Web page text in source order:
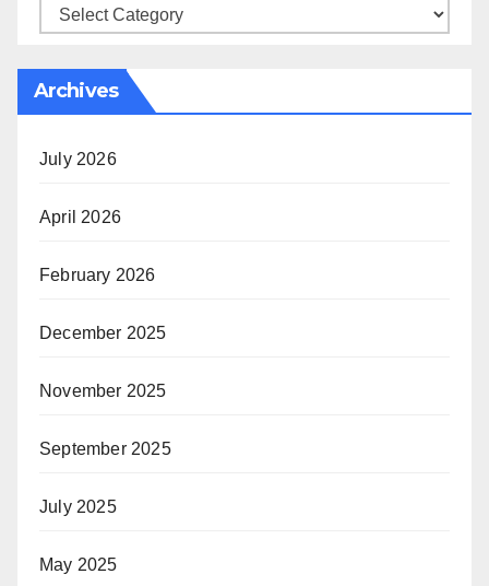
Categories
Archives
July 2026
April 2026
February 2026
December 2025
November 2025
September 2025
July 2025
May 2025